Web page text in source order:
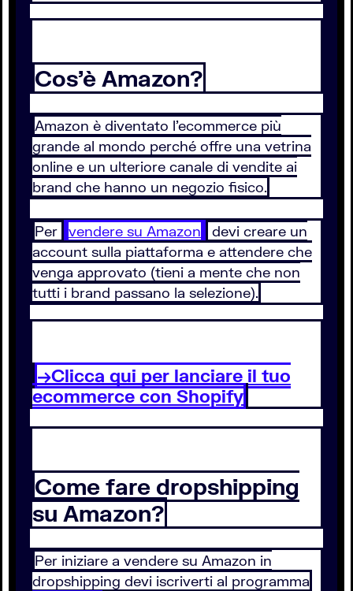
Cos’è Amazon?
Amazon è diventato l’ecommerce più
grande al mondo perché offre una vetrina
online e un ulteriore canale di vendite ai
brand che hanno un negozio fisico.
Per vendere su Amazon
devi creare un
account sulla piattaforma e attendere che
venga approvato (tieni a mente che non
tutti i brand passano la selezione).
→Clicca qui per lanciare il tuo
ecommerce con Shopify
Come fare dropshipping
su Amazon?
Per iniziare a vendere su Amazon in
dropshipping devi iscriverti al programma